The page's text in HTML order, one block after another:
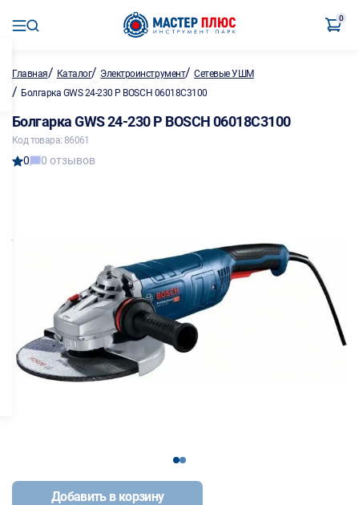
0
Главная/ Каталог/ Электроинструмент/Сетевые УШМ
/ Болгарка GWS 24-230 P BOSCH 06018C3100
Болгарка GWS 24-230 P BOSCH 06018C3100
Код товара: 86061
0 0 отзывов
12
Добавить в корзину